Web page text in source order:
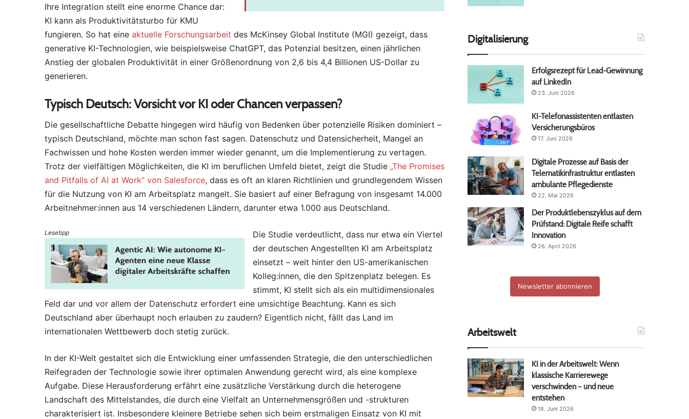
Ihre Integration stellt eine enorme Chance dar:
KI kann als Produktivitätsturbo für KMU
fungieren. So hat eine aktuelle Forschungsarbeit des McKinsey Global Institute (MGI) gezeigt, dass
generative KI-Technologien, wie beispielsweise ChatGPT, das Potenzial besitzen, einen jährlichen
Anstieg der globalen Produktivität in einer Größenordnung von 2,6 bis 4,4 Billionen US-Dollar zu
generieren.
Typisch Deutsch: Vorsicht vor KI oder Chancen verpassen?
Die gesellschaftliche Debatte hingegen wird häufig von Bedenken über potenzielle Risiken dominiert –
typisch Deutschland, möchte man schon fast sagen. Datenschutz und Datensicherheit, Mangel an
Fachwissen und hohe Kosten werden immer wieder genannt, um die Implementierung zu vertagen.
Trotz der vielfältigen Möglichkeiten, die KI im beruflichen Umfeld bietet, zeigt die Studie „The Promises
and Pitfalls of AI at Work“ von Salesforce, dass es oft an klaren Richtlinien und grundlegendem Wissen
für die Nutzung von KI am Arbeitsplatz mangelt. Sie basiert auf einer Befragung von insgesamt 14.000
Arbeitnehmer:innen aus 14 verschiedenen Ländern, darunter etwa 1.000 aus Deutschland.
Lesetipp
Die Studie verdeutlicht, dass nur etwa ein Viertel
der deutschen Angestellten KI am Arbeitsplatz
einsetzt – weit hinter den US-amerikanischen
Kolleg:innen, die den Spitzenplatz belegen. Es
stimmt, KI stellt sich als ein multidimensionales
Feld dar und vor allem der Datenschutz erfordert eine umsichtige Beachtung. Kann es sich
Deutschland aber überhaupt noch erlauben zu zaudern? Eigentlich nicht, fällt das Land im
internationalen Wettbewerb doch stetig zurück.
In der KI-Welt gestaltet sich die Entwicklung einer umfassenden Strategie, die den unterschiedlichen
Reifegraden der Technologie sowie ihrer optimalen Anwendung gerecht wird, als eine komplexe
Aufgabe. Diese Herausforderung erfährt eine zusätzliche Verstärkung durch die heterogene
Landschaft des Mittelstandes, die durch eine Vielfalt an Unternehmensgrößen und -strukturen
charakterisiert ist. Insbesondere kleinere Betriebe sehen sich beim erstmaligen Einsatz von KI mit
Digitalisierung
Erfolgsrezept für Lead-Gewinnung
auf LinkedIn
23. Juni 2026
KI-Telefonassistenten entlasten
Versicherungsbüros
17. Juni 2026
Digitale Prozesse auf Basis der
Telematikinfrastruktur entlasten
ambulante Pflegedienste
22. Mai 2026
Der Produktlebenszyklus auf dem
Prüfstand: Digitale Reife schafft
Innovation
26. April 2026
Newsletter abonnieren
Arbeitswelt
KI in der Arbeitswelt: Wenn
klassische Karrierewege
verschwinden – und neue
entstehen
18. Juni 2026